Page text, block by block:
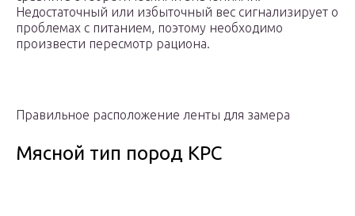
Недостаточный или избыточный вес сигнализирует о
проблемах с питанием, поэтому необходимо
произвести пересмотр рациона.
Правильное расположение ленты для замера
Мясной тип пород КРС